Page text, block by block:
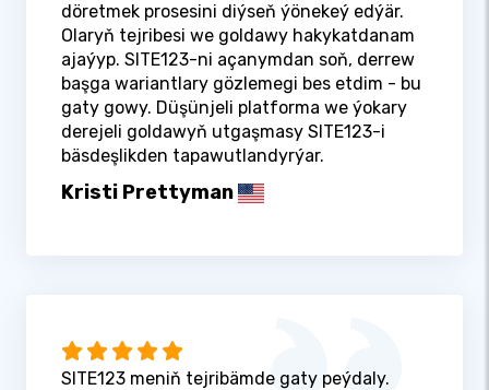
döretmek prosesini diýseň ýönekeý edýär.
Olaryň tejribesi we goldawy hakykatdanam
ajaýyp. SITE123-ni açanymdan soň, derrew
başga wariantlary gözlemegi bes etdim - bu
gaty gowy. Düşünjeli platforma we ýokary
derejeli goldawyň utgaşmasy SITE123-i
bäsdeşlikden tapawutlandyrýar.
Kristi Prettyman
SITE123 meniň tejribämde gaty peýdaly.